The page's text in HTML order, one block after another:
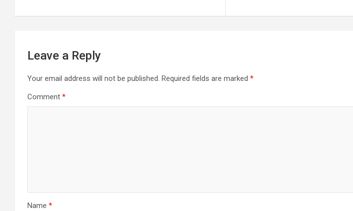
o
Leave a Reply
Your email address will not be published. Required fields are marked *
Comment *
Name *